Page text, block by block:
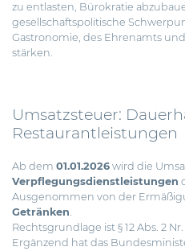
zu entlasten, Bürokratie
gesellschaftspolitische
Gastronomie, des Ehrenamts
stärken.
Umsatzsteuer:
Restaurantleistungen
Ab dem 01.01.2026 wird die
Verpflegungsdienstleistungen
Ausgenommen von der
Getränken.
Rechtsgrundlage ist § 12 Abs. 2
Ergänzend hat das